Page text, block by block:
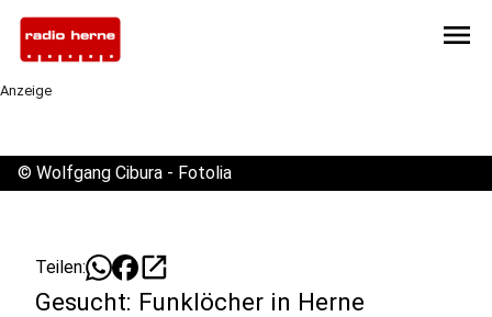
menu
Anzeige
© Wolfgang Cibura - Fotolia
Teilen: open_in_new
Gesucht: Funklöcher in Herne